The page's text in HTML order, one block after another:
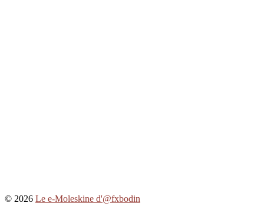
© 2026 Le e-Moleskine d'@fxbodin